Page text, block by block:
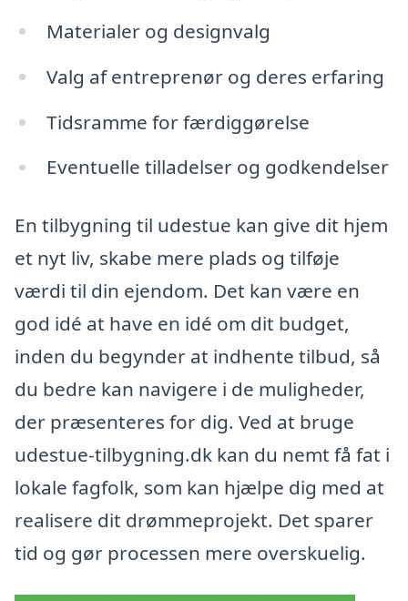
Materialer og designvalg
Valg af entreprenør og deres erfaring
Tidsramme for færdiggørelse
Eventuelle tilladelser og godkendelser
En tilbygning til udestue kan give dit hjem
et nyt liv, skabe mere plads og tilføje
værdi til din ejendom. Det kan være en
god idé at have en idé om dit budget,
inden du begynder at indhente tilbud, så
du bedre kan navigere i de muligheder,
der præsenteres for dig. Ved at bruge
udestue-tilbygning.dk kan du nemt få fat i
lokale fagfolk, som kan hjælpe dig med at
realisere dit drømmeprojekt. Det sparer
tid og gør processen mere overskuelig.